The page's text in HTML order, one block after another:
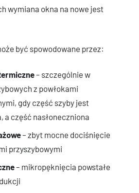
wymiana okna na nowe jest
być spowodowane przez:
– szczególnie w
z powłokami
gdy część szyby jest
a część nasłoneczniona
– zbyt mocne dociśnięcie
przyszybowymi
– mikropęknięcia powstałe